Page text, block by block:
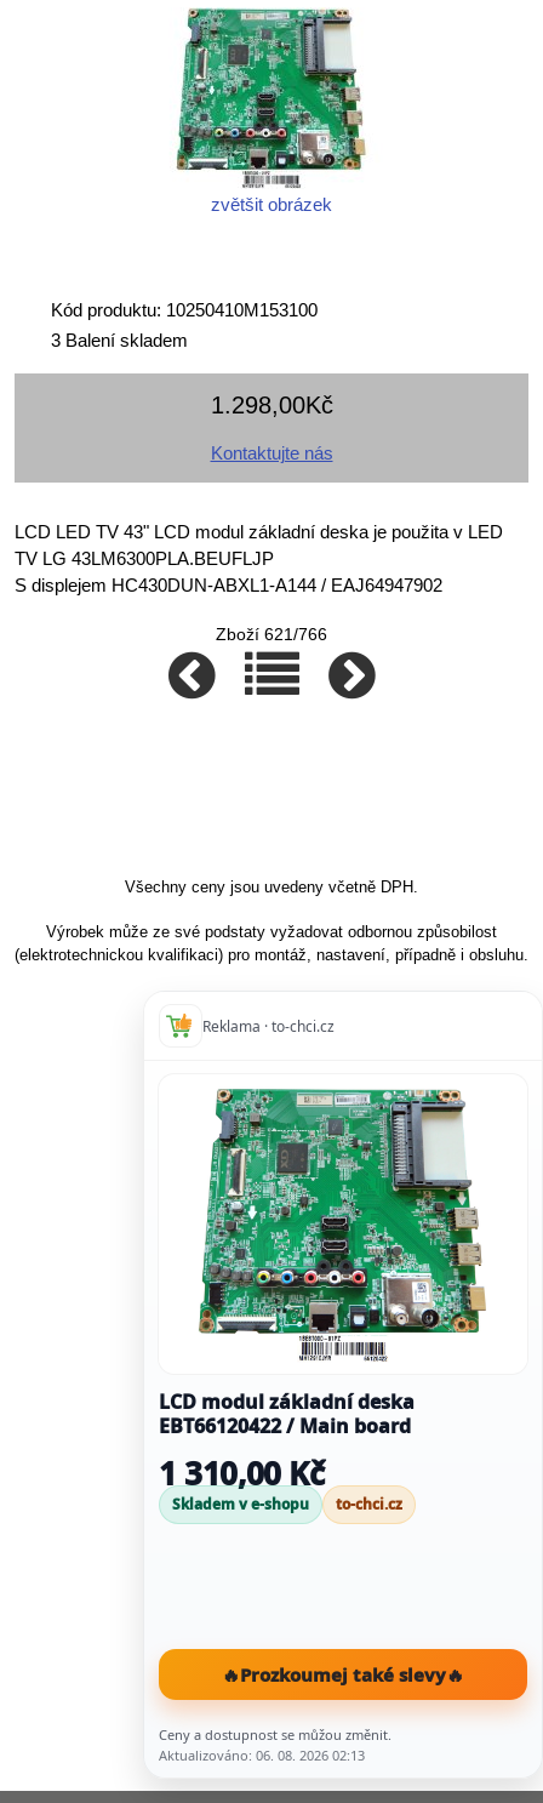
zvětšit obrázek
Kód produktu: 10250410M153100
3 Balení skladem
1.298,00Kč
Kontaktujte nás
LCD LED TV 43" LCD modul základní deska je použita v LED
TV LG 43LM6300PLA.BEUFLJP
S displejem HC430DUN-ABXL1-A144 / EAJ64947902
Zboží 621/766
Všechny ceny jsou uvedeny včetně DPH.
Výrobek může ze své podstaty vyžadovat odbornou způsobilost
(elektrotechnickou kvalifikaci) pro montáž, nastavení, případně i obsluhu.
Reklama · to-chci.cz
LCD modul základní deska
EBT66120422 / Main board
1 310,00 Kč
Skladem v e-shopu to-chci.cz
🔥Prozkoumej také slevy🔥
Ceny a dostupnost se můžou změnit.
Aktualizováno: 06. 08. 2026 02:13